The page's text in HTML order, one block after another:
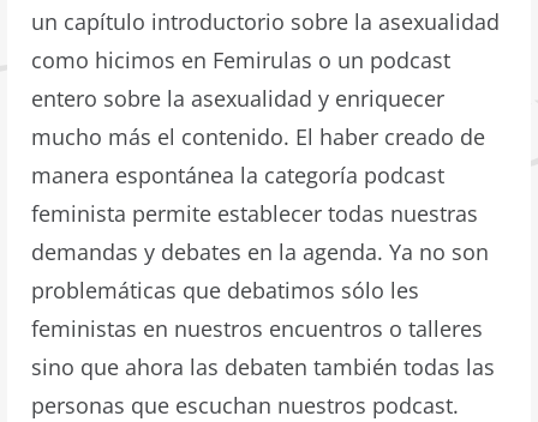
un capítulo introductorio sobre la asexualidad
como hicimos en Femirulas o un podcast
entero sobre la asexualidad y enriquecer
mucho más el contenido. El haber creado de
manera espontánea la categoría podcast
feminista permite establecer todas nuestras
demandas y debates en la agenda. Ya no son
problemáticas que debatimos sólo les
feministas en nuestros encuentros o talleres
sino que ahora las debaten también todas las
personas que escuchan nuestros podcast.